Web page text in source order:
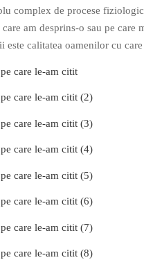
complex de procese
am desprins-o sau pe care
este calitatea oamenilor cu
care le-am citit
care le-am citit (2)
care le-am citit (3)
care le-am citit (4)
care le-am citit (5)
care le-am citit (6)
care le-am citit (7)
care le-am citit (8)